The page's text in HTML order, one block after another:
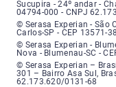
Sucupira - 24º andar -
04794-000 - CNPJ
Serasa Experian - São
© Serasa Experian - São
Carlos-SP - CEP 13571-
Serasa Experian -
© Serasa Experian -
Nova - Blumenau-SC -
Serasa Experian -
© Serasa Experian –
301 – Bairro Asa Sul,
62.173.620/0131-68